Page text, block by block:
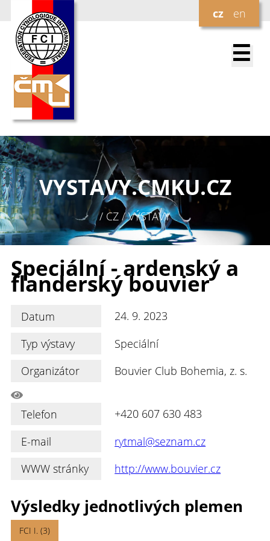
cz en
☰
VYSTAVY.CMKU.CZ
/ CZ / VÝSTAVY
Speciální - ardenský a
flanderský bouvier
Datum
24. 9. 2023
Typ výstavy
Speciální
Organizátor
Bouvier Club Bohemia, z. s.
Telefon
+420 607 630 483
E-mail
rytmal@seznam.cz
WWW stránky
http://www.bouvier.cz
Výsledky jednotlivých plemen
FCI I. (3)